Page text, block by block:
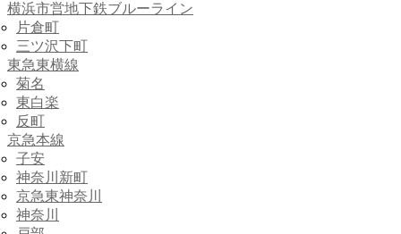
横浜市営地下鉄ブルーライン
片倉町
三ツ沢下町
東急東横線
菊名
東白楽
反町
京急本線
子安
神奈川新町
京急東神奈川
神奈川